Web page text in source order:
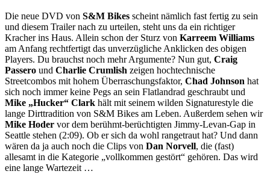
Die neue DVD von S&M Bikes scheint nämlich fast fertig zu sein
und diesem Trailer nach zu urteilen, steht uns da ein richtiger
Kracher ins Haus. Allein schon der Sturz von Karreem Williams
am Anfang rechtfertigt das unverzügliche Anklicken des obigen
Players. Du brauchst noch mehr Argumente? Nun gut, Craig
Passero und Charlie Crumlish zeigen hochtechnische
Streetcombos mit hohem Überraschungsfaktor, Chad Johnson hat
sich noch immer keine Pegs an sein Flatlandrad geschraubt und
Mike „Hucker“ Clark hält mit seinem wilden Signaturestyle die
lange Dirttradition von S&M Bikes am Leben. Außerdem sehen wir
Mike Hoder vor dem berühmt-berüchtigten Jimmy-Levan-Gap in
Seattle stehen (2:09). Ob er sich da wohl rangetraut hat? Und dann
wären da ja auch noch die Clips von Dan Norvell, die (fast)
allesamt in die Kategorie „vollkommen gestört“ gehören. Das wird
eine lange Wartezeit …